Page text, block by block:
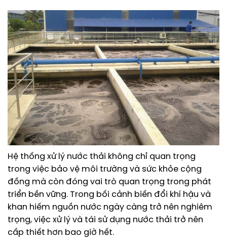
Hệ thống xử lý nước thải không chỉ quan trọng
trong việc bảo vệ môi trường và sức khỏe cộng
đồng mà còn đóng vai trò quan trọng trong phát
triển bền vững. Trong bối cảnh biến đổi khí hậu và
khan hiếm nguồn nước ngày càng trở nên nghiêm
trọng, việc xử lý và tái sử dụng nước thải trở nên
cấp thiết hơn bao giờ hết.